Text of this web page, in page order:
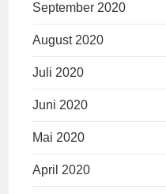
September 2020
August 2020
Juli 2020
Juni 2020
Mai 2020
April 2020